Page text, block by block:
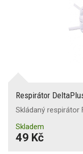
Respirátor
Skládaný respirátor
Skladem
49 Kč